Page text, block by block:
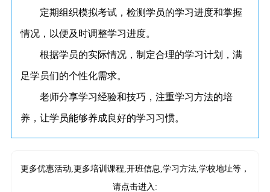
定期组织模拟考试，检测学员的学习进度和掌握
情况，以便及时调整学习进度。
根据学员的实际情况，制定合理的学习计划，满
足学员们的个性化需求。
老师分享学习经验和技巧，注重学习方法的培
养，让学员能够养成良好的学习习惯。
更多优惠活动,更多培训课程,开班信息,学习方法,学校地址等，
请点击进入: